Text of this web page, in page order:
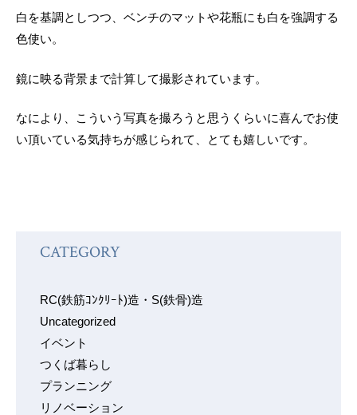
白を基調としつつ、ベンチのマットや花瓶にも白を強調する
色使い。
鏡に映る背景まで計算して撮影されています。
なにより、こういう写真を撮ろうと思うくらいに喜んでお使
い頂いている気持ちが感じられて、とても嬉しいです。
CATEGORY
RC(鉄筋ｺﾝｸﾘｰﾄ)造・S(鉄骨)造
Uncategorized
イベント
つくば暮らし
プランニング
リノベーション